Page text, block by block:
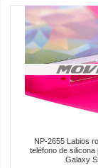
NP-2655 Labios
teléfono de silicona
Galaxy